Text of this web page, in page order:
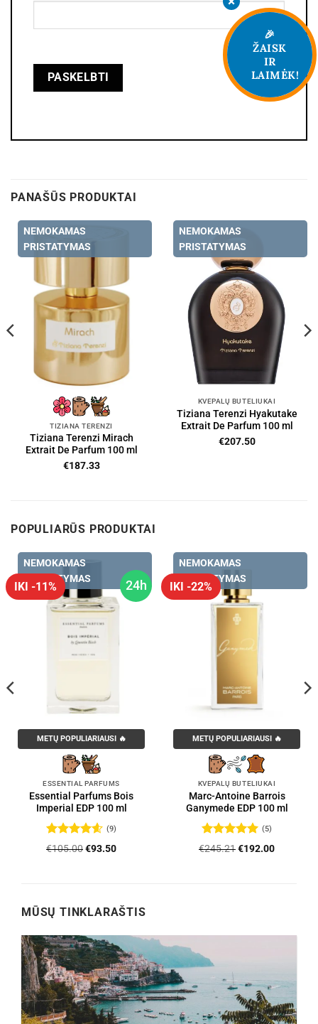
PANAŠŪS PRODUKTAI
NEMOKAMAS
PRISTATYMAS
TIZIANA TERENZI
Tiziana Terenzi Mirach
Extrait De Parfum 100 ml
€187.33
NEMOKAMAS
PRISTATYMAS
KVEPALŲ BUTELIUKAI
Tiziana Terenzi Hyakutake
Extrait De Parfum 100 ml
€207.50
POPULIARŪS PRODUKTAI
24h
IKI -11%
NEMOKAMAS
PRISTATYMAS
METŲ POPULIARIAUSI 🔥
ESSENTIAL PARFUMS
Essential Parfums Bois
Imperial EDP 100 ml
Įvertinimas:
(9)
€105.00Original
€93.50Current
IKI -22%
NEMOKAMAS
PRISTATYMAS
METŲ POPULIARIAUSI 🔥
KVEPALŲ BUTELIUKAI
Marc-Antoine Barrois
Ganymede EDP 100 ml
Įvertinimas:
(5)
€245.21Original
€192.00Current
MŪSŲ TINKLARAŠTIS
🎉
ŽAISK
IR
LAIMĖK!